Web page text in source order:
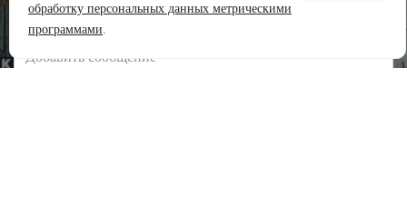
Задать вопрос
обработку персональных данных метрическими
программами.